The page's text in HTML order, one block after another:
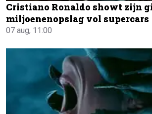
Cristiano Ronaldo showt zijn
miljoenenopslag vol supercars
07 aug, 11:00